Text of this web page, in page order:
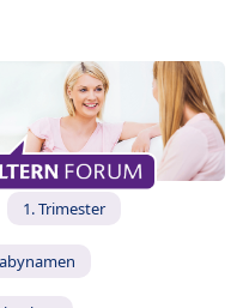
1. Trimester